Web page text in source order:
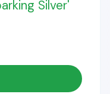
Silver'